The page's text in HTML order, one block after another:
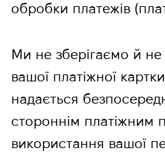
обробки платежів
Ми не зберігаємо й не
вашої платіжної
надається
стороннім платіжним
використання вашої